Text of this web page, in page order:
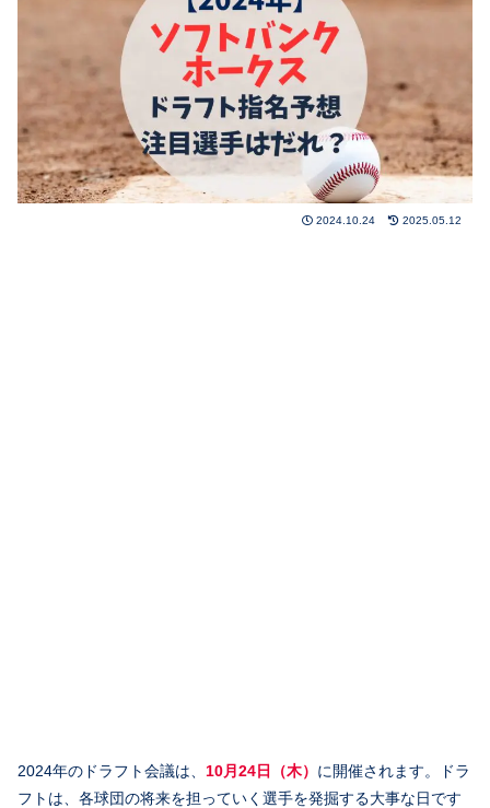
2024.10.24 2025.05.12
2024年のドラフト会議は、 10月24日（木） に開催されます。ドラ
フトは、各球団の将来を担っていく選手を発掘する大事な日です